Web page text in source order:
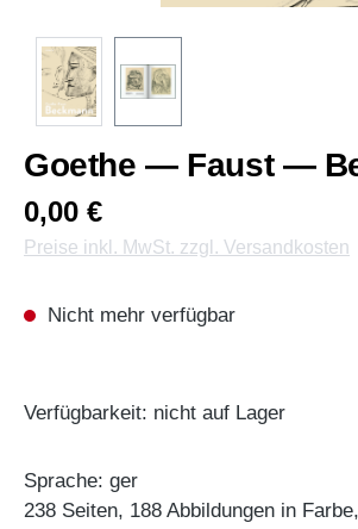
Goethe — Faust —
0,00 €
Preise inkl. MwSt. zzgl. Versandkosten
Nicht mehr verfügbar
Verfügbarkeit: nicht auf Lager
Sprache: ger
238 Seiten, 188 Abbildungen in Farbe,